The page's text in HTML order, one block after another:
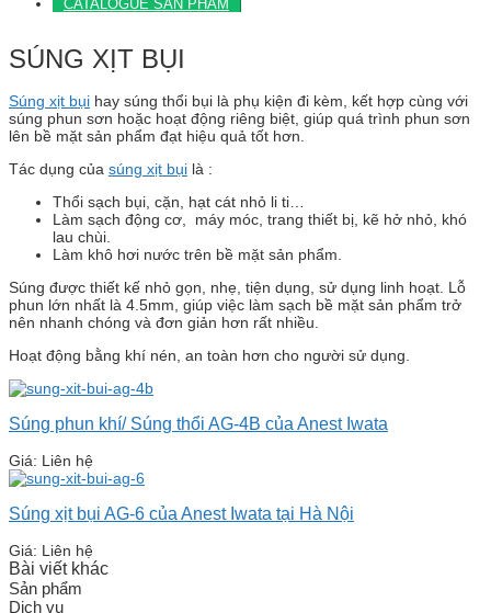
CATALOGUE SẢN PHẨM
SÚNG XỊT BỤI
Súng xịt bụi hay súng thổi bụi là phụ kiện đi kèm, kết hợp cùng với
súng phun sơn hoặc hoạt động riêng biệt, giúp quá trình phun sơn
lên bề mặt sản phẩm đạt hiệu quả tốt hơn.
Tác dụng của súng xịt bụi là :
Thổi sạch bụi, cặn, hạt cát nhỏ li ti…
Làm sạch động cơ, máy móc, trang thiết bị, kẽ hở nhỏ, khó
lau chùi.
Làm khô hơi nước trên bề mặt sản phẩm.
Súng được thiết kế nhỏ gọn, nhẹ, tiện dụng, sử dụng linh hoạt. Lỗ
phun lớn nhất là 4.5mm, giúp việc làm sạch bề mặt sản phẩm trở
nên nhanh chóng và đơn giản hơn rất nhiều.
Hoạt động bằng khí nén, an toàn hơn cho người sử dụng.
Súng phun khí/ Súng thổi AG-4B của Anest Iwata
Giá: Liên hệ
Súng xịt bụi AG-6 của Anest Iwata tại Hà Nội
Giá: Liên hệ
Bài viết khác
Sản phẩm
Dịch vụ